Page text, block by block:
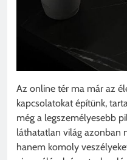
Az online tér ma már az
kapcsolatokat építünk,
még a legszemélyesebb
láthatatlan világ azonban
hanem komoly